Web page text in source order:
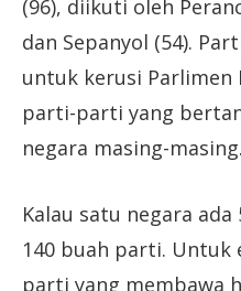
(96), diikuti oleh
dan Sepanyol (54).
untuk kerusi Parlimen
parti-parti yang
negara masing-masing.
Kalau satu negara
140 buah parti.
parti yang membawa